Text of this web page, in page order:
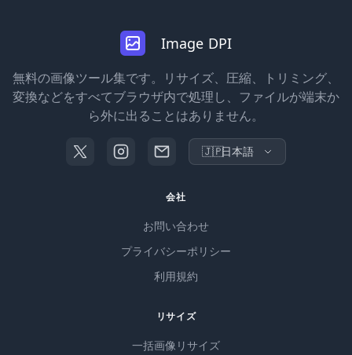
Image DPI
無料の画像ツール集です。リサイズ、圧縮、トリミング、
変換などをすべてブラウザ内で処理し、ファイルが端末か
ら外に出ることはありません。
🇯🇵日本語
会社
お問い合わせ
プライバシーポリシー
利用規約
リサイズ
一括画像リサイズ